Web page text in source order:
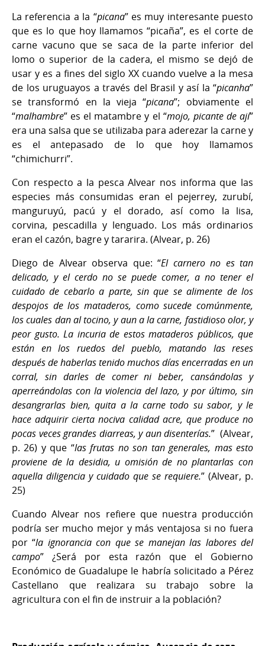
La referencia a la “picana” es muy interesante puesto
que es lo que hoy llamamos “picaña”, es el corte de
carne vacuno que se saca de la parte inferior del
lomo o superior de la cadera, el mismo se dejó de
usar y es a fines del siglo XX cuando vuelve a la mesa
de los uruguayos a través del Brasil y así la “picanha”
se transformó en la vieja “picana”; obviamente el
“malhambre” es el matambre y el “mojo, picante de ají”
era una salsa que se utilizaba para aderezar la carne y
es el antepasado de lo que hoy llamamos
“chimichurri”.
Con respecto a la pesca Alvear nos informa que las
especies más consumidas eran el pejerrey, zurubí,
manguruyú, pacú y el dorado, así como la lisa,
corvina, pescadilla y lenguado. Los más ordinarios
eran el cazón, bagre y tararira. (Alvear, p. 26)
Diego de Alvear observa que: “El carnero no es tan
delicado, y el cerdo no se puede comer, a no tener el
cuidado de cebarlo a parte, sin que se alimente de los
despojos de los mataderos, como sucede comúnmente,
los cuales dan al tocino, y aun a la carne, fastidioso olor, y
peor gusto. La incuria de estos mataderos públicos, que
están en los ruedos del pueblo, matando las reses
después de haberlas tenido muchos días encerradas en un
corral, sin darles de comer ni beber, cansándolas y
aperreándolas con la violencia del lazo, y por último, sin
desangrarlas bien, quita a la carne todo su sabor, y le
hace adquirir cierta nociva calidad acre, que produce no
pocas veces grandes diarreas, y aun disenterías.” (Alvear,
p. 26) y que “las frutas no son tan generales, mas esto
proviene de la desidia, u omisión de no plantarlas con
aquella diligencia y cuidado que se requiere.” (Alvear, p.
25)
Cuando Alvear nos refiere que nuestra producción
podría ser mucho mejor y más ventajosa si no fuera
por “la ignorancia con que se manejan las labores del
campo” ¿Será por esta razón que el Gobierno
Económico de Guadalupe le habría solicitado a Pérez
Castellano que realizara su trabajo sobre la
agricultura con el fin de instruir a la población?